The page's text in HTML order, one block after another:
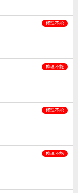
修理不能
修理不能
修理不能
修理不能